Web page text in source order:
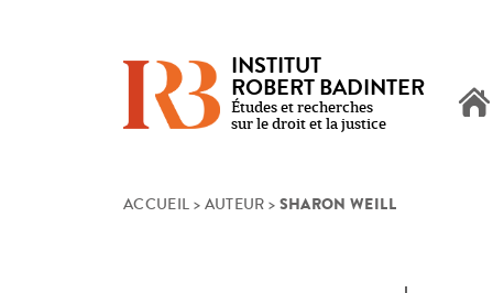
INSTITUT
ROBERT BADINTER
Études et recherches
sur le droit et la justice
ACCUEIL > AUTEUR > SHARON WEILL